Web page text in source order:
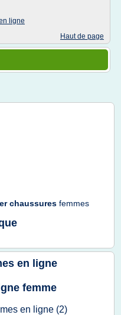
ligne
Haut de page
chaussures femmes
en ligne
femme
en ligne (2)